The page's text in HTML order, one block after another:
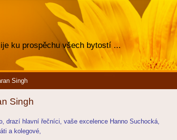
ku prospěchu všech bytostí ...
Singh
Singh
drazí hlavní řečníci, vaše excelence Hanno Suchocká,
a kolegové,